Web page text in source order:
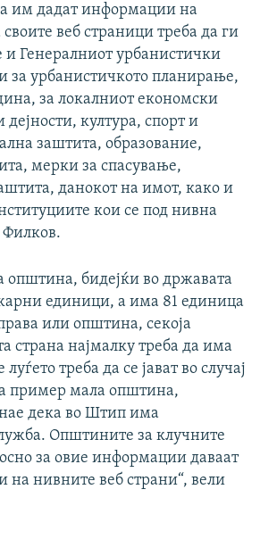
им дадат информации на
веб страници треба да ги
и Генералниот урбанистички
за урбанистичкото планирање,
за локалниот економски
култура, спорт и
заштита, образование,
мерки за спасување,
данокот на имот, како и
кои се под нивна
општина, бидејќи во државата
единици, а има 81 единица
или општина, секоја
страна најмалку треба да има
треба да се јават во случај
пример мала општина,
дека во Штип има
Општините за клучните
за овие информации даваат
на нивните веб страни“, вели